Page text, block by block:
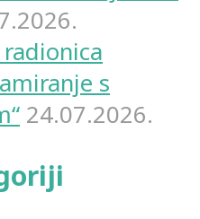
s
24.07.2026.